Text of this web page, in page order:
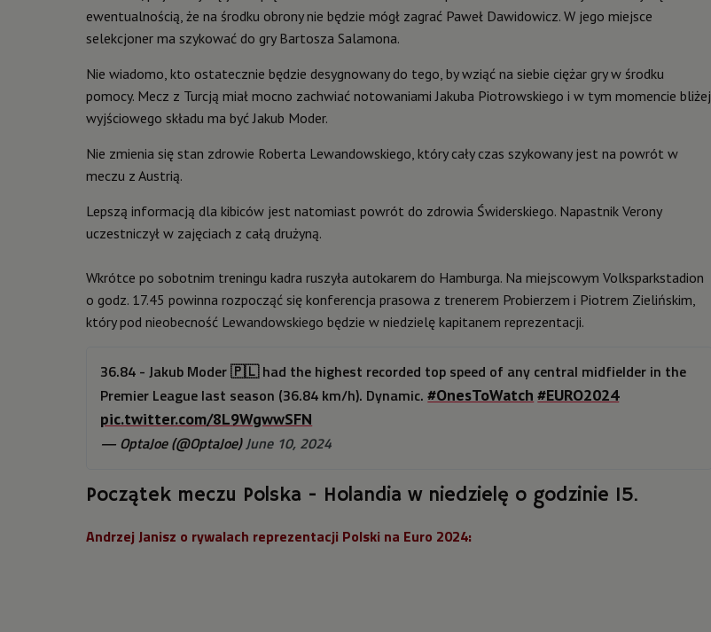
ewentualnością, że na środku obrony nie będzie mógł zagrać Paweł Dawidowicz. W jego miejsce
selekcjoner ma szykować do gry Bartosza Salamona.
Nie wiadomo, kto ostatecznie będzie desygnowany do tego, by wziąć na siebie ciężar gry w środku
pomocy. Mecz z Turcją miał mocno zachwiać notowaniami Jakuba Piotrowskiego i w tym momencie bliżej
wyjściowego składu ma być Jakub Moder.
Nie zmienia się stan zdrowie Roberta Lewandowskiego, który cały czas szykowany jest na powrót w
meczu z Austrią.
Lepszą informacją dla kibiców jest natomiast powrót do zdrowia Świderskiego. Napastnik Verony
uczestniczył w zajęciach z całą drużyną.
Wkrótce po sobotnim treningu kadra ruszyła autokarem do Hamburga. Na miejscowym Volksparkstadion
o godz. 17.45 powinna rozpocząć się konferencja prasowa z trenerem Probierzem i Piotrem Zielińskim,
który pod nieobecność Lewandowskiego będzie w niedzielę kapitanem reprezentacji.
36.84 - Jakub Moder 🇵🇱 had the highest recorded top speed of any central midfielder in the
Premier League last season (36.84 km/h). Dynamic.#OnesToWatch #EURO2024
pic.twitter.com/8L9WgwwSFN
— OptaJoe (@OptaJoe)June 10, 2024
Początek meczu Polska - Holandia w niedzielę o godzinie 15.
Andrzej Janisz o rywalach reprezentacji Polski na Euro 2024: